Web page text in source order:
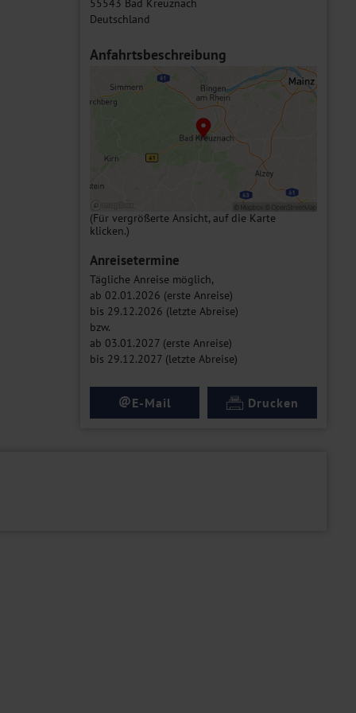
55543 Bad Kreuznach
Deutschland
Anfahrtsbeschreibung
(Für vergrößerte Ansicht, auf die Karte
klicken.)
Anreisetermine
Tägliche Anreise möglich,
ab 02.01.2026 (erste Anreise)
bis 29.12.2026 (letzte Abreise)
bzw.
ab 03.01.2027 (erste Anreise)
bis 29.12.2027 (letzte Abreise)
@E-Mail Drucken